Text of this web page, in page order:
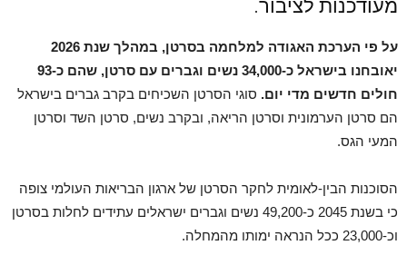
מעודכנות לציבור.
על פי הערכת האגודה למלחמה בסרטן, במהלך שנת 2026
יאובחנו בישראל כ-34,000 נשים וגברים עם סרטן, שהם כ-93
חולים חדשים מדי יום. סוגי הסרטן השכיחים בקרב גברים בישראל
הם סרטן הערמונית וסרטן הריאה, ובקרב נשים, סרטן השד וסרטן
המעי הגס.
הסוכנות הבין-לאומית לחקר הסרטן של ארגון הבריאות העולמי צופה
כי בשנת 2045 כ-49,200 נשים וגברים ישראלים עתידים לחלות בסרטן
וכ-23,000 ככל הנראה ימותו מהמחלה.